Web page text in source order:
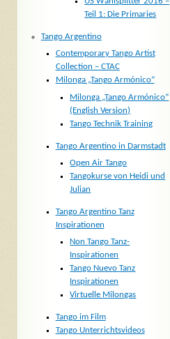
Teil 1: Die Primaries
Tango Argentino
Contemporary Tango Artist
Collection – CTAC
Milonga „Tango Armónico“
Milonga „Tango Armónico“
(English Version)
Tango Technik Training
Tango Argentino in Darmstadt
Open Air Tango
Tangokurse von Heidi und
Julian
Tango Argentino Tanz
Inspirationen
Non Tango Tanz-
Inspirationen
Tango Nuevo Tanz
Inspirationen
Virtuelle Milongas
Tango im Film
Tango Unterrichtsvideos